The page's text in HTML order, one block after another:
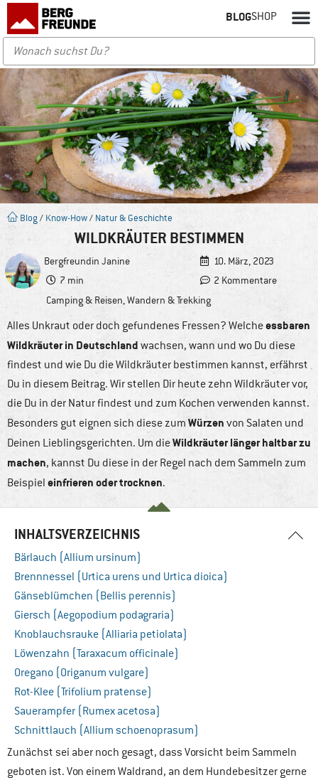
BLOGSHOP
Blog / Know-How/ Natur & Geschichte
WILDKRÄUTER BESTIMMEN
Bergfreundin Janine
10. März, 2023
7 min
2 Kommentare
Camping & Reisen,Wandern & Trekking
Alles Unkraut oder doch gefundenes Fressen? Welcheessbaren
Wildkräuter in Deutschland wachsen, wann und wo Du diese
findest und wie Du die Wildkräuter bestimmen kannst, erfährst
Du in diesem Beitrag. Wir stellen Dir heute zehn Wildkräuter vor,
die Du in der Natur findest und zum Kochen verwenden kannst.
Besonders gut eignen sich diese zum Würzen von Salaten und
Deinen Lieblingsgerichten. Um dieWildkräuter länger haltbar zu
machen, kannst Du diese in der Regel nach dem Sammeln zum
Beispiel einfrieren oder trocknen.
INHALTSVERZEICHNIS
Bärlauch (Allium ursinum)
Brennnessel (Urtica urens und Urtica dioica)
Gänseblümchen (Bellis perennis)
Giersch (Aegopodium podagraria)
Knoblauchsrauke (Alliaria petiolata)
Löwenzahn (Taraxacum officinale)
Oregano (Origanum vulgare)
Rot-Klee (Trifolium pratense)
Sauerampfer (Rumex acetosa)
Schnittlauch (Allium schoenoprasum)
Zunächst sei aber noch gesagt, dass Vorsicht beim Sammeln
geboten ist. Von einem Waldrand, an dem Hundebesitzer gerne